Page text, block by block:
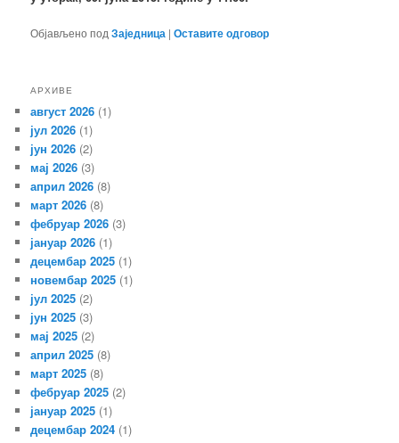
Објављено под Заједница |Оставите одговор
АРХИВЕ
август 2026 (1)
јул 2026 (1)
јун 2026 (2)
мај 2026 (3)
април 2026 (8)
март 2026 (8)
фебруар 2026 (3)
јануар 2026 (1)
децембар 2025 (1)
новембар 2025 (1)
јул 2025 (2)
јун 2025 (3)
мај 2025 (2)
април 2025 (8)
март 2025 (8)
фебруар 2025 (2)
јануар 2025 (1)
децембар 2024 (1)